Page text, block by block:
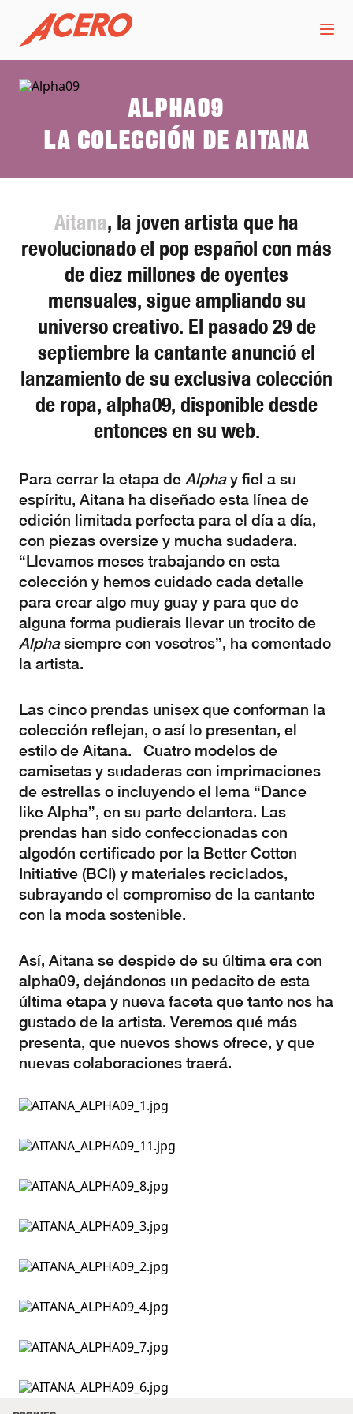
Alpha09
La colección de Aitana
Aitana, la joven artista que ha
revolucionado el pop español con más
de diez millones de oyentes
mensuales, sigue ampliando su
universo creativo. El pasado 29 de
septiembre la cantante anunció el
lanzamiento de su exclusiva colección
de ropa, alpha09, disponible desde
entonces en su web.
Para cerrar la etapa de Alphay fiel a su
espíritu, Aitana ha diseñado esta línea de
edición limitada perfecta para el día a día,
con piezas oversize y mucha sudadera.
“Llevamos meses trabajando en esta
colección y hemos cuidado cada detalle
para crear algo muy guay y para que de
alguna forma pudierais llevar un trocito de
Alphasiempre con vosotros”, ha comentado
la artista.
Las cinco prendas unisex que conforman la
colección reflejan, o así lo presentan, el
estilo de Aitana. Cuatro modelos de
camisetas y sudaderas con imprimaciones
de estrellas o incluyendo el lema “Dance
like Alpha”, en su parte delantera. Las
prendas han sido confeccionadas con
algodón certificado por la Better Cotton
Initiative (BCI) y materiales reciclados,
subrayando el compromiso de la cantante
con la moda sostenible.
Así, Aitana se despide de su última era con
alpha09, dejándonos un pedacito de esta
última etapa y nueva faceta que tanto nos ha
gustado de la artista. Veremos qué más
presenta, que nuevos shows ofrece, y que
nuevas colaboraciones traerá.